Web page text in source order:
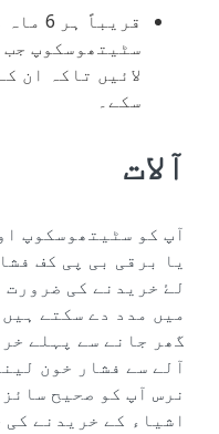
سٹیتھوسکوپ
لائیں تاکہ ان
سکے۔
آلات
آپ کو سٹیتھوسکوپ
یا برقی بی پی کف
لۓ خریدنے کی
میں مدد دے سکتے
گھر جانے سے پہلے
آلے سے فشار خون
نرس آپ کو صحیح
اشیاء کے خریدنے